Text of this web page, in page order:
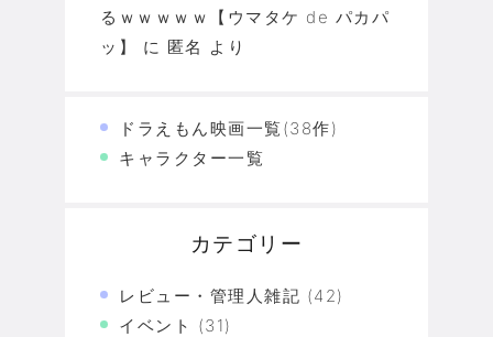
るｗｗｗｗｗ【ウマタケ de パカパ
ッ】
に 匿名 より
ドラえもん映画一覧(38作)
キャラクター一覧
カテゴリー
レビュー・管理人雑記 (42)
イベント (31)